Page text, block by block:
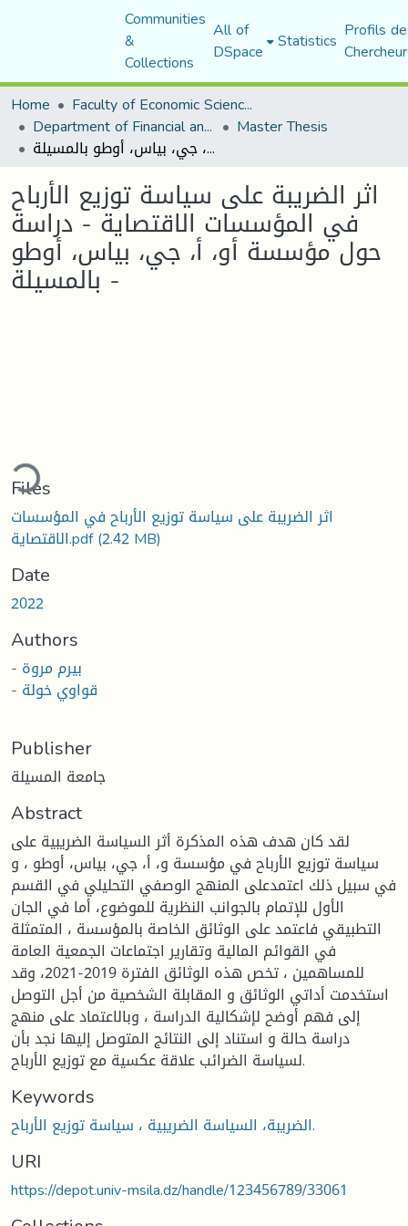
Communities
&
Collections
All of
DSpace Statistics Profils
Home
Faculty of Economic Sciences, Commerce and Management Sciences
Department of Financial and Accounting Sciences Master Thesis
اثر الضريبة على سياسة توزيع الأرباح في المؤسسات الاقتصاية - دراسة حول مؤسسة أو، أ، جي، بياس، أوطو بالمسيلة -
اثر الضريبة على سياسة توزيع الأرباح
في المؤسسات الاقتصاية - دراسة
حول مؤسسة أو، أ، جي، بياس، أوطو
بالمسيلة -
Files
اثر الضريبة على سياسة توزيع الأرباح في المؤسسات
الاقتصاية.pdf(2.42 MB)
Date
2022
Authors
- بيرم مروة
- قواوي خولة
Publisher
جامعة المسيلة
Abstract
لقد كان هدف هذه المذكرة أثر السياسة الضريبية على
سياسة توزيع الأرباح في مؤسسة و، أ، جي، بياس، أوطو ، و
في سبيل ذلك اعتمدعلى المنهج الوصفي التحليلي في القسم
الأول للإتمام بالجوانب النظرية للموضوع، أما في الجان
التطبيقي فاعتمد على الوثائق الخاصة بالمؤسسة ، المتمثلة
في القوائم المالية وتقارير اجتماعات الجمعية العامة
للمساهمين ، تخص هذه الوثائق الفترة 2019-2021، وقد
استخدمت أداتي الوثائق و المقابلة الشخصية من أجل التوصل
إلى فهم أوضح لإشكالية الدراسة ، وبالاعتماد على منهج
دراسة حالة و استناد إلى النتائج المتوصل إليها نجد بأن
لسياسة الضرائب علاقة عكسية مع توزيع الأرباح.
Keywords
الضريبة، السياسة الضريبية ، سياسة توزيع الأرباح.
URI
https://depot.univ-msila.dz/handle/123456789/33061